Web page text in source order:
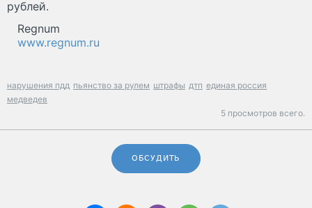
рублей.
Regnum
www.regnum.ru
нарушения пдд пьянство за рулем штрафы дтп единая россия
медведев
5 просмотров всего.
ОБСУДИТЬ